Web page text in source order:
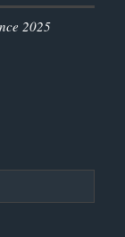
2025